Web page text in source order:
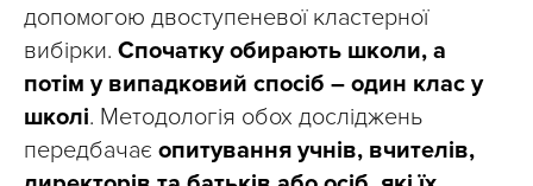
допомогою двоступеневої кластерної
вибірки. Спочатку обирають школи, а
потім у випадковий спосіб – один клас у
школі. Методологія обох досліджень
передбачає опитування учнів, вчителів,